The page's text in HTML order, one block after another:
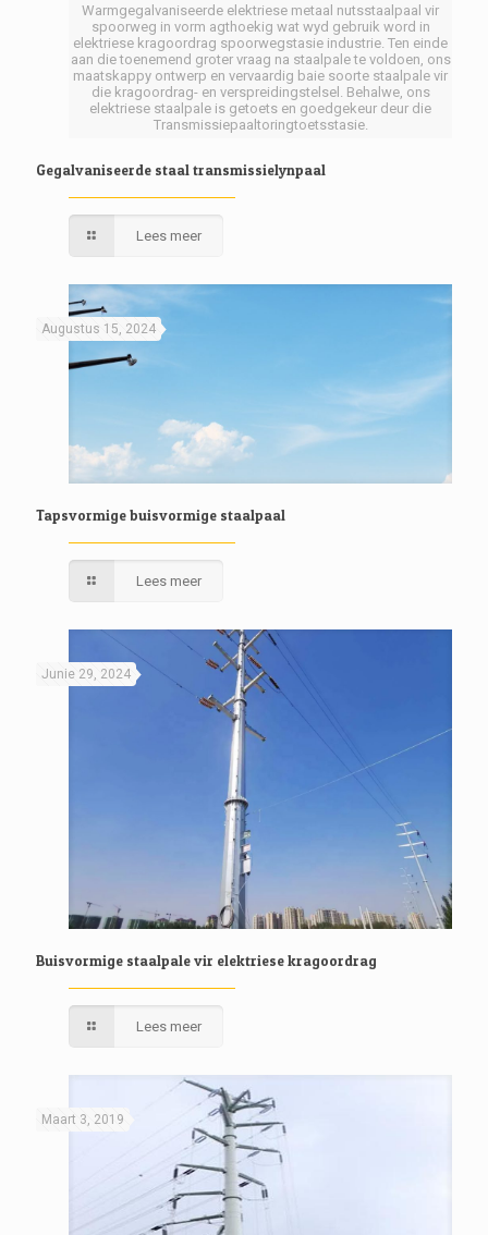
Warmgegalvaniseerde elektriese metaal nutsstaalpaal vir
spoorweg in vorm agthoekig wat wyd gebruik word in
elektriese kragoordrag spoorwegstasie industrie. Ten einde
aan die toenemend groter vraag na staalpale te voldoen, ons
maatskappy ontwerp en vervaardig baie soorte staalpale vir
die kragoordrag- en verspreidingstelsel. Behalwe, ons
elektriese staalpale is getoets en goedgekeur deur die
Transmissiepaaltoringtoetsstasie.
Gegalvaniseerde staal transmissielynpaal
Lees meer
Augustus 15, 2024
Tapsvormige buisvormige staalpaal
Lees meer
Junie 29, 2024
Buisvormige staalpale vir elektriese kragoordrag
Lees meer
Maart 3, 2019